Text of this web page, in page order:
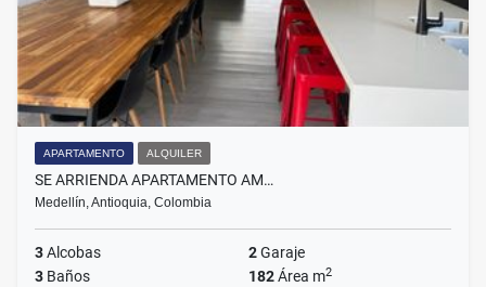
APARTAMENTO ALQUILER
SE ARRIENDA APARTAMENTO AM…
Medellín, Antioquia, Colombia
3Alcobas 2Garaje
3 Baños 182Área m2